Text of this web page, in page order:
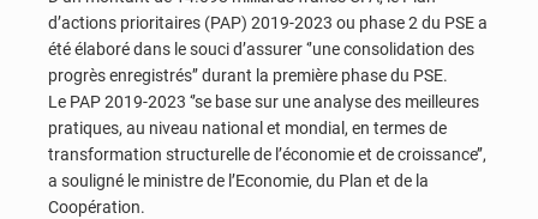
d’actions prioritaires (PAP) 2019-2023 ou phase 2 du PSE a
été élaboré dans le souci d’assurer ‘’une consolidation des
progrès enregistrés’’ durant la première phase du PSE.
Le PAP 2019-2023 ‘’se base sur une analyse des meilleures
pratiques, au niveau national et mondial, en termes de
transformation structurelle de l’économie et de croissance’’,
a souligné le ministre de l’Economie, du Plan et de la
Coopération.